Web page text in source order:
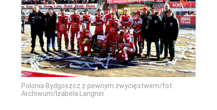
Polonia Bydgoszcz z pewnym zwycięstwem/fot.
Archiwum/Izabela Langner